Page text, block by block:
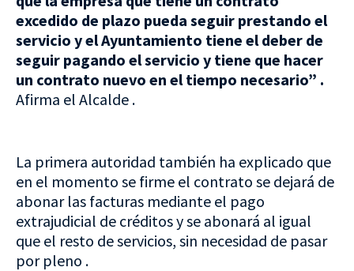
excedido de plazo pueda seguir prestando el
servicio y el Ayuntamiento tiene el deber de
seguir pagando el servicio y tiene que hacer
un contrato nuevo en el tiempo necesario” .
Afirma el Alcalde .
La primera autoridad también ha explicado que
en el momento se firme el contrato se dejará de
abonar las facturas mediante el pago
extrajudicial de créditos y se abonará al igual
que el resto de servicios, sin necesidad de pasar
por pleno .